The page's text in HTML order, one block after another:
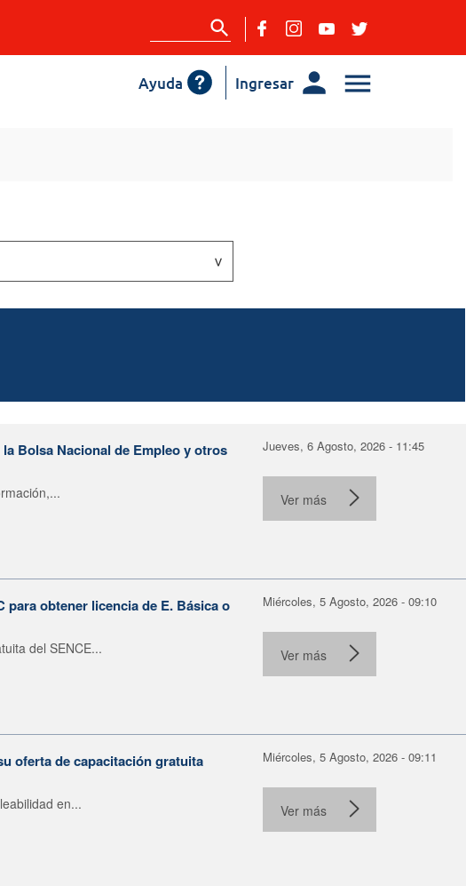
Ingresar
Ayuda
Bolsa Nacional de Empleo y otros
Jueves, 6 Agosto, 2026 - 11:45
Ver más
para obtener licencia de E. Básica o
del SENCE...
Miércoles, 5 Agosto, 2026 - 09:10
Ver más
oferta de capacitación gratuita
en...
Miércoles, 5 Agosto, 2026 - 09:11
Ver más